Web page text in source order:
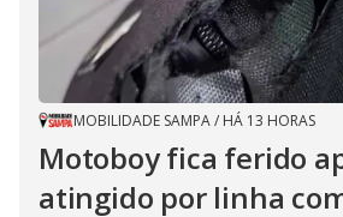
MOBILIDADE SAMPA/ HÁ 13 HORAS
Motoboy fica ferido
atingido por linha